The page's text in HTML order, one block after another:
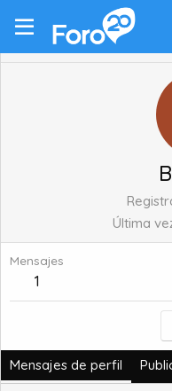
Última
Mensajes
1
Mensajes de perfil